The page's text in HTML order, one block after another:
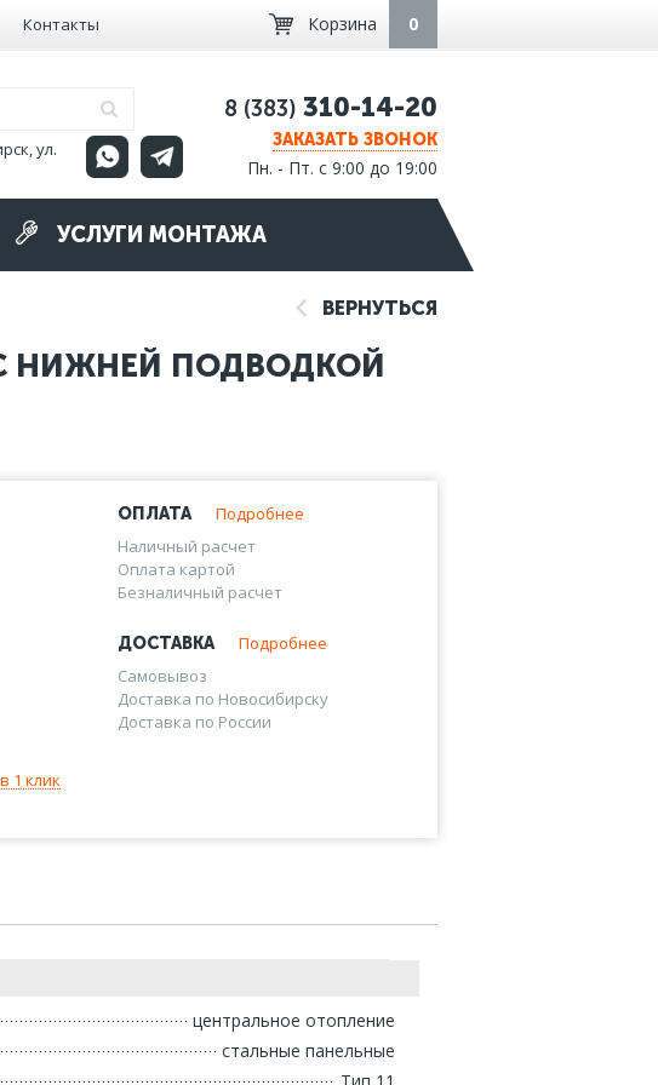
Контакты Корзина 0
ул.
8 (383) 310-14-20
ЗАКАЗАТЬ ЗВОНОК
Пн. - Пт. с 9:00 до 19:00
УСЛУГИ МОНТАЖА
ВЕРНУТЬСЯ
НИЖНЕЙ ПОДВОДКОЙ
ОПЛАТА
Подробнее
Наличный расчет
Оплата картой
Безналичный расчет
ДОСТАВКА
Подробнее
Самовывоз
Доставка по Новосибирску
Доставка по России
1 клик
центральное отопление
стальные панельные